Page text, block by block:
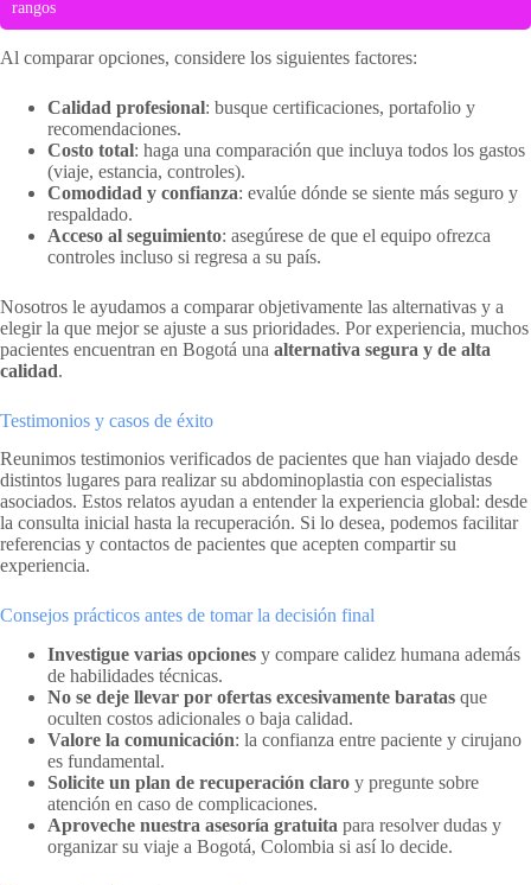
rangos
Al comparar opciones, considere los siguientes factores:
Calidad profesional: busque certificaciones, portafolio y
recomendaciones.
Costo total: haga una comparación que incluya todos los gastos
(viaje, estancia, controles).
Comodidad y confianza: evalúe dónde se siente más seguro y
respaldado.
Acceso al seguimiento: asegúrese de que el equipo ofrezca
controles incluso si regresa a su país.
Nosotros le ayudamos a comparar objetivamente las alternativas y a
elegir la que mejor se ajuste a sus prioridades. Por experiencia, muchos
pacientes encuentran en Bogotá una alternativa segura y de alta
calidad.
Testimonios y casos de éxito
Reunimos testimonios verificados de pacientes que han viajado desde
distintos lugares para realizar su abdominoplastia con especialistas
asociados. Estos relatos ayudan a entender la experiencia global: desde
la consulta inicial hasta la recuperación. Si lo desea, podemos facilitar
referencias y contactos de pacientes que acepten compartir su
experiencia.
Consejos prácticos antes de tomar la decisión final
Investigue varias opciones y compare calidez humana además
de habilidades técnicas.
No se deje llevar por ofertas excesivamente baratas que
oculten costos adicionales o baja calidad.
Valore la comunicación: la confianza entre paciente y cirujano
es fundamental.
Solicite un plan de recuperación claro y pregunte sobre
atención en caso de complicaciones.
Aproveche nuestra asesoría gratuita para resolver dudas y
organizar su viaje a Bogotá, Colombia si así lo decide.